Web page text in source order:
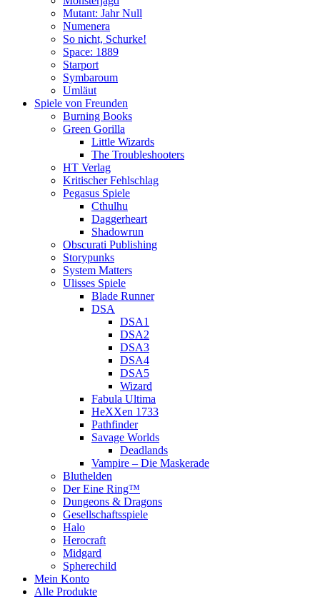
Mutant: Jahr Null
Numenera
So nicht, Schurke!
Space: 1889
Starport
Symbaroum
Umläut
Spiele von Freunden
Burning Books
Green Gorilla
Little Wizards
The Troubleshooters
HT Verlag
Kritischer Fehlschlag
Pegasus Spiele
Cthulhu
Daggerheart
Shadowrun
Obscurati Publishing
Storypunks
System Matters
Ulisses Spiele
Blade Runner
DSA
DSA1
DSA2
DSA3
DSA4
DSA5
Wizard
Fabula Ultima
HeXXen 1733
Pathfinder
Savage Worlds
Deadlands
Vampire – Die Maskerade
Bluthelden
Der Eine Ring™
Dungeons & Dragons
Gesellschaftsspiele
Halo
Herocraft
Midgard
Spherechild
Mein Konto
Alle Produkte